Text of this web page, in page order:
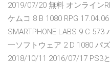
2019/07/20 無料 オンライン
ケムコ 8 B 1080 RPG
SMARTPHONE LABS 9 C
一ソフトウェア 2 D 1080 パ
2018/10/11 2016/07/17 PS3